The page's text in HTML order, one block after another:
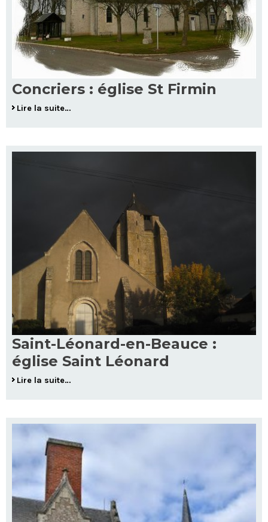
Concriers : église St Firmin
Lire la suite…
Saint-Léonard-en-Beauce :
église Saint Léonard
Lire la suite…